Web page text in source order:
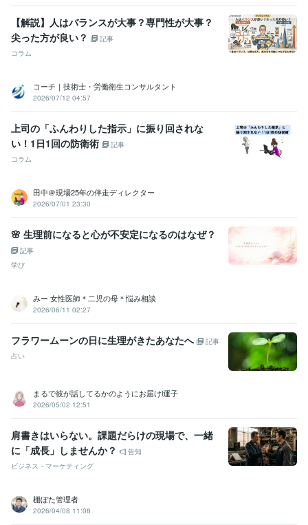
【解説】人はバランスが大事？専門性が大事？
尖った方が良い？
記事
コラム
コーチ｜技術士・労働衛生コンサルタント
2026/07/12 04:57
上司の「ふんわりした指示」に振り回されな
い！1日1回の防衛術
記事
コラム
田中＠現場25年の伴走ディレクター
2026/07/01 23:30
🌸 生理前になると心が不安定になるのはなぜ？
記事
学び
みー 女性医師＊二児の母＊悩み相談
2026/06/11 02:27
フラワームーンの日に生理がきたあなたへ
記事
占い
まるで彼が話してるかのようにお届けl運子
2026/05/02 12:51
肩書きはいらない。課題だらけの現場で、一緒
に「成長」しませんか？
告知
ビジネス・マーケティング
棚ぼた管理者
2026/04/08 11:08